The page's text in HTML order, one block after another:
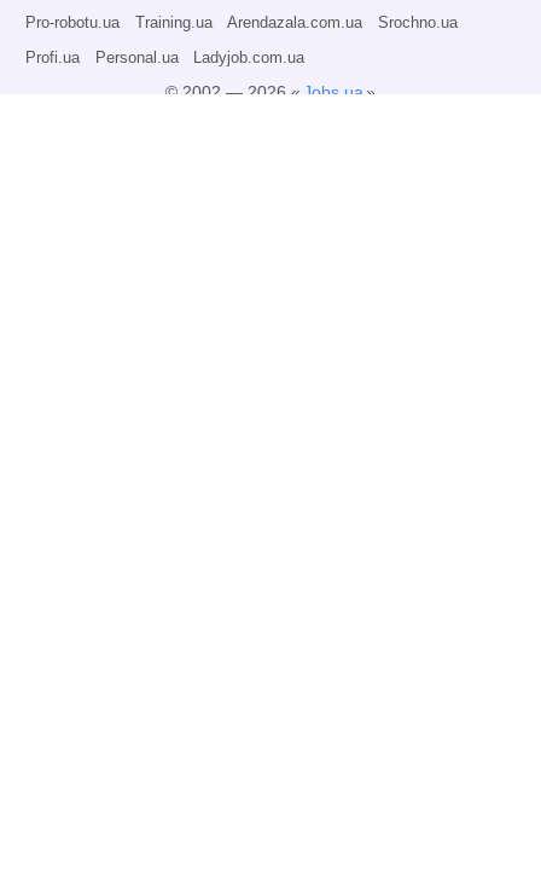
Pro-robotu.ua Training.ua Arendazala.com.ua Srochno.ua
Profi.ua Personal.ua Ladyjob.com.ua
© 2002 — 2026 « Jobs.ua»